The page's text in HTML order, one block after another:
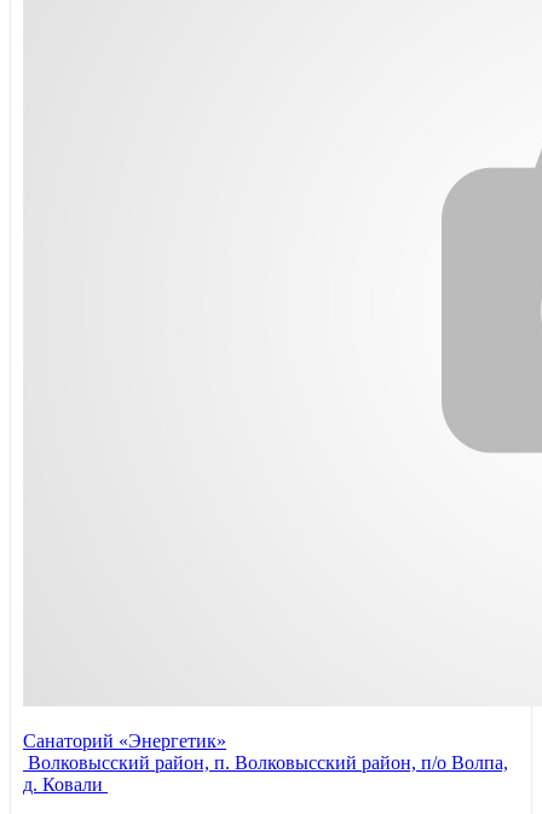
Санаторий «Энергетик»
Волковысский район, п. Волковысский район, п/о Волпа,
д. Ковали